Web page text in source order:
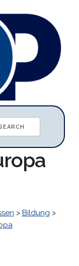
> Bildung >